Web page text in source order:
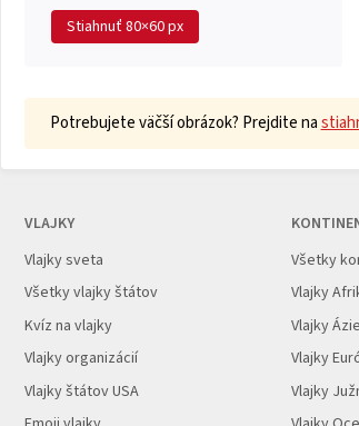
Stiahnuť 80×60 px
Potrebujete väčší obrázok? Prejdite na
VLAJKY
Vlajky sveta
Všetky vlajky štátov
Kvíz na vlajky
Vlajky organizácií
Vlajky štátov USA
Všetky
Vlajky
Vlajky Ázie
Vlajky
Vlajky